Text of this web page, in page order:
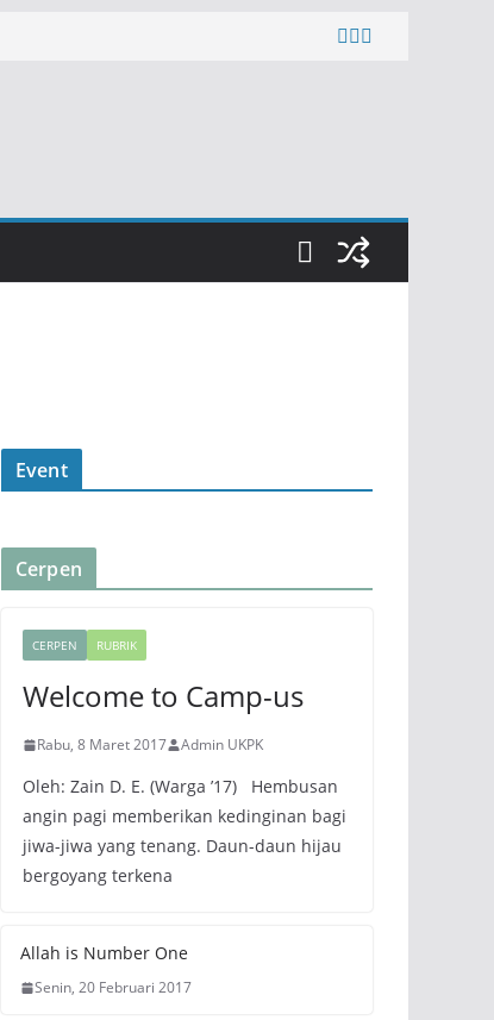
Event
Cerpen
CERPEN RUBRIK
Welcome to Camp-us
Rabu, 8 Maret 2017 Admin UKPK
Oleh: Zain D. E. (Warga ’17) Hembusan
angin pagi memberikan kedinginan bagi
jiwa-jiwa yang tenang. Daun-daun hijau
bergoyang terkena
Allah is Number One
Senin, 20 Februari 2017